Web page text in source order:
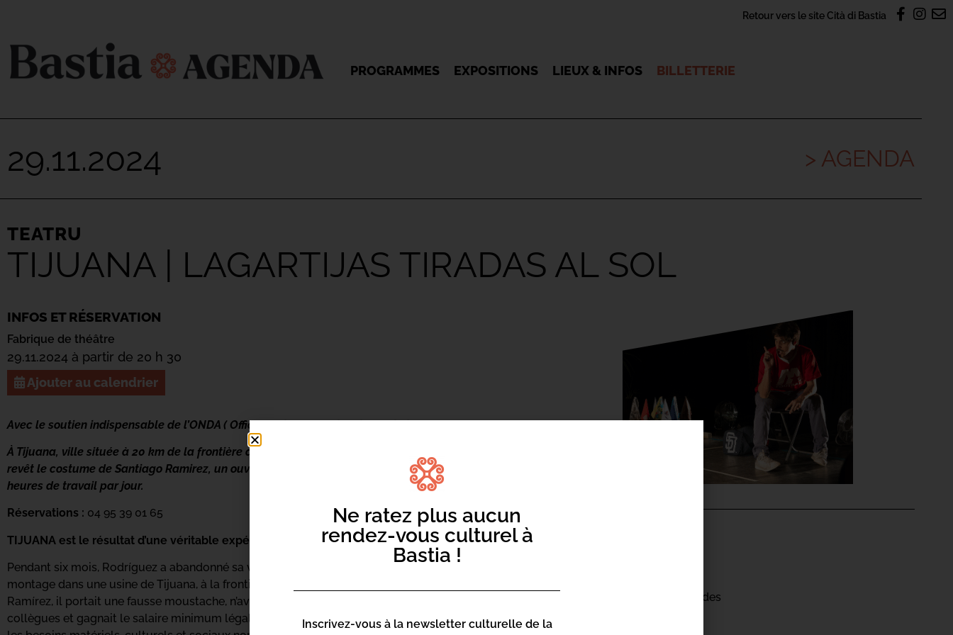
Retour vers le site Cità di Bastia
PROGRAMMES EXPOSITIONS LIEUX & INFOS BILLETTERIE
29.11.2024 > AGENDA
TEATRU
TIJUANA | LAGARTIJAS TIRADAS AL SOL
INFOS ET RÉSERVATION
Fabrique de théâtre
29.11.2024 à partir de 20 h 30
Ajouter au calendrier
Avec le soutien indispensable de l’ONDA ( Office National de Diffusion Artistique )
À Tijuana, ville située à 20 km de la frontière des États-Unis, le comédien Lázaro Gabino Rodríguez
revêt le costume de Santiago Ramirez, un ouvrier d’usine payé 70 pesos (3,50€) pour plus de 12
heures de travail par jour.
Réservations : 04 95 39 01 65
TIJUANA est le résultat d’une véritable expérience personnelle faite par Gabino Rodríguez.
Pendant six mois, Rodríguez a abandonné sa vie à Mexico pour travailler sur une chaîne de
montage dans une usine de Tijuana, à la frontière américaine. Sous la fausse identité de Santiago
Ramírez, il portait une fausse moustache, n’avait aucun contact avec ses amis, sa famille ou ses
collègues et gagnait le salaire minimum légal qui, selon la Constitution mexicaine, « doit couvrir
2 Rue Notre Dame de Lourdes
Ne ratez plus aucun
rendez-vous culturel à
Bastia !
Inscrivez-vous à la newsletter culturelle de la